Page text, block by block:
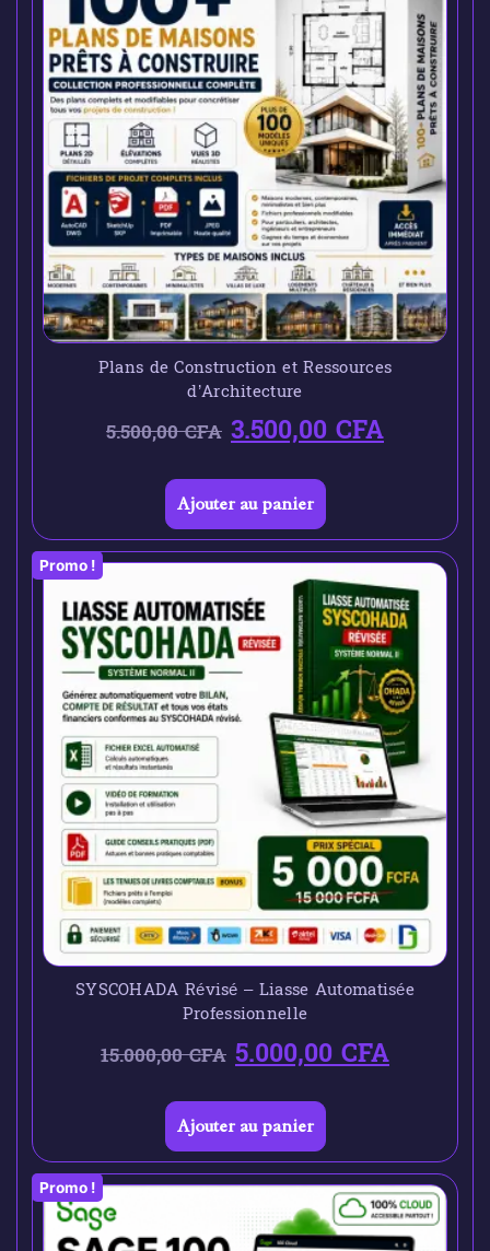
Plans de Construction et Ressources
d’Architecture
5.500,00CFA 3.500,00CFA
Ajouter au panier
Promo !
SYSCOHADA Révisé – Liasse Automatisée
Professionnelle
15.000,00CFA 5.000,00CFA
Ajouter au panier
Promo !